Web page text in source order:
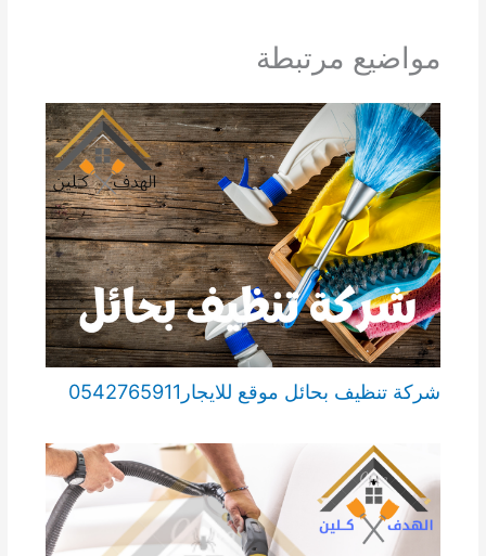
مواضيع مرتبطة
شركة تنظيف بحائل موقع للايجار0542765911